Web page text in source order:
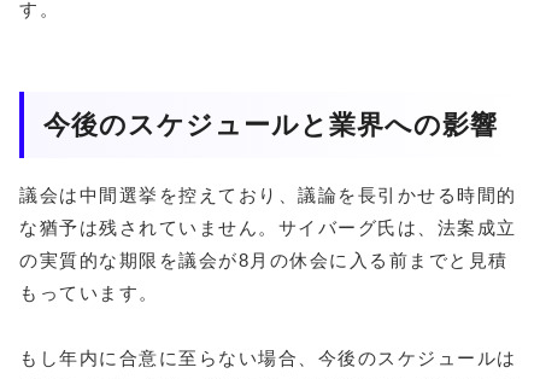
す。
今後のスケジュールと業界への影響
議会は中間選挙を控えており、議論を長引かせる時間的
な猶予は残されていません。サイバーグ氏は、法案成立
の実質的な期限を議会が8月の休会に入る前までと見積
もっています。
もし年内に合意に至らない場合、今後のスケジュールは